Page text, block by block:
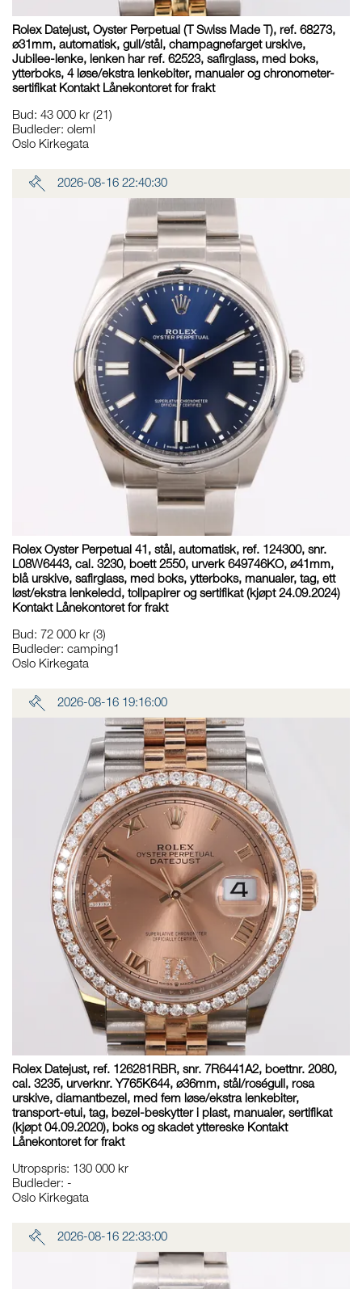
Rolex Datejust, Oyster Perpetual (T Swiss Made T), ref. 68273,
ø31mm, automatisk, gull/stål, champagnefarget urskive,
Jubilee-lenke, lenken har ref. 62523, safirglass, med boks,
ytterboks, 4 løse/ekstra lenkebiter, manualer og chronometer-
sertifikat Kontakt Lånekontoret for frakt
Bud: 43 000 kr (21)
Budleder: oleml
Oslo Kirkegata
2026-08-16 22:40:30
Rolex Oyster Perpetual 41, stål, automatisk, ref. 124300, snr.
L08W6443, cal. 3230, boett 2550, urverk 649746KO, ø41mm,
blå urskive, safirglass, med boks, ytterboks, manualer, tag, ett
løst/ekstra lenkeledd, tollpapirer og sertifikat (kjøpt 24.09.2024)
Kontakt Lånekontoret for frakt
Bud: 72 000 kr (3)
Budleder: camping1
Oslo Kirkegata
2026-08-16 19:16:00
Rolex Datejust, ref. 126281RBR, snr. 7R6441A2, boettnr. 2080,
cal. 3235, urverknr. Y765K644, ø36mm, stål/roségull, rosa
urskive, diamantbezel, med fem løse/ekstra lenkebiter,
transport-etui, tag, bezel-beskytter i plast, manualer, sertifikat
(kjøpt 04.09.2020), boks og skadet yttereske Kontakt
Lånekontoret for frakt
Utropspris: 130 000 kr
Budleder: -
Oslo Kirkegata
2026-08-16 22:33:00